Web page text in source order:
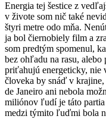
Energia tej šestice z
v živote som nič také
štyri metre odo mňa.
ja bol čiernobiely film a
som predtým spomenul,
bez ohľadu na rasu, alebo
priťahujú energeticky, nie
človeka by snáď v
de Janeiro ani nebola
miliónov ľudí je táto partia
medzi týmito ľuďmi bola